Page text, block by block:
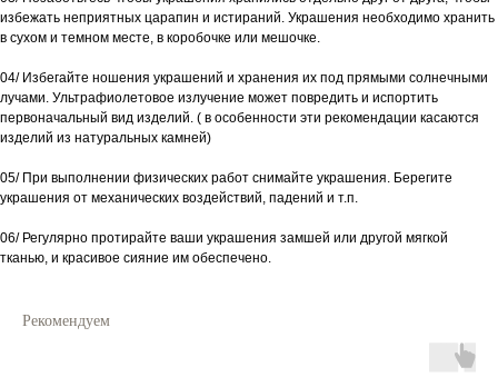
избежать неприятных царапин и истираний. Украшения необходимо хранить
в сухом и темном месте, в коробочке или мешочке.
04/ Избегайте ношения украшений и хранения их под прямыми солнечными
лучами. Ультрафиолетовое излучение может повредить и испортить
первоначальный вид изделий. ( в особенности эти рекомендации касаются
изделий из натуральных камней)
05/ При выполнении физических работ снимайте украшения. Берегите
украшения от механических воздействий, падений и т.п.
06/ Регулярно протирайте ваши украшения замшей или другой мягкой
тканью, и красивое сияние им обеспечено.
Рекомендуем